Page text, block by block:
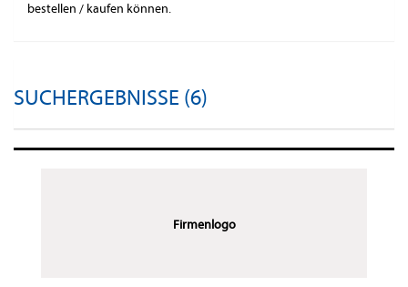
bestellen / kaufen können.
SUCHERGEBNISSE (6)
Firmenlogo